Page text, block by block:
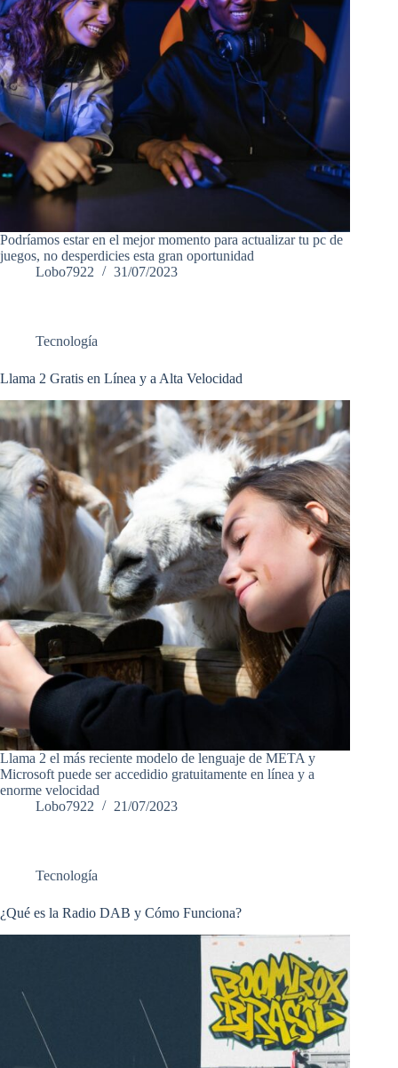
Podríamos estar en el mejor momento para actualizar tu pc de
juegos, no desperdicies esta gran oportunidad
Lobo7922
31/07/2023
Tecnología
Llama 2 Gratis en Línea y a Alta Velocidad
Llama 2 el más reciente modelo de lenguaje de META y
Microsoft puede ser accedidio gratuitamente en línea y a
enorme velocidad
Lobo7922
21/07/2023
Tecnología
¿Qué es la Radio DAB y Cómo Funciona?